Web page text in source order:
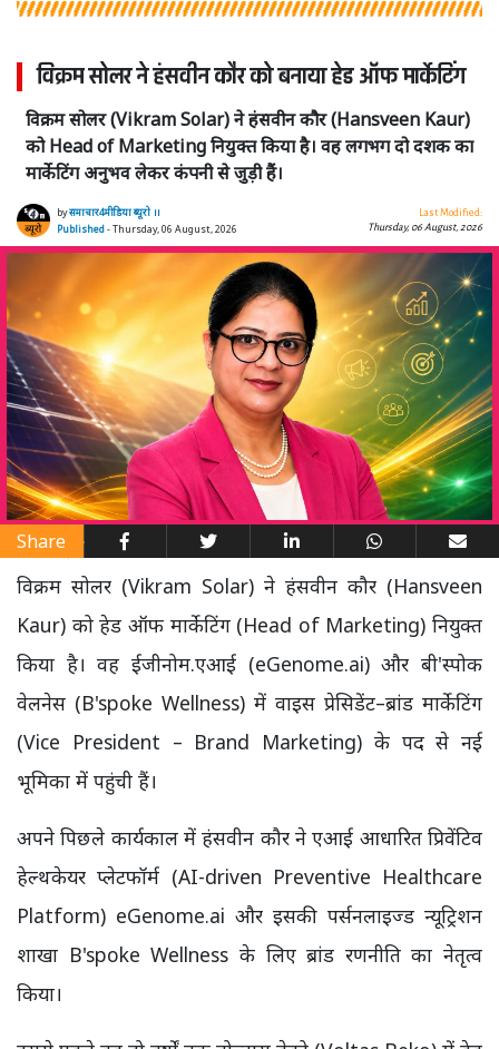
विक्रम सोलर ने हंसवीन कौर को बनाया हेड ऑफ मार्केटिंग
विक्रम सोलर (Vikram Solar) ने हंसवीन कौर (Hansveen Kaur)
को Head of Marketing नियुक्त किया है। वह लगभग दो दशक का
मार्केटिंग अनुभव लेकर कंपनी से जुड़ी हैं।
byसमाचार4मीडिया ब्यूरो ।।
Published- Thursday, 06 August, 2026
Last Modified:
Thursday, 06 August, 2026
Share
विक्रम सोलर (Vikram Solar) ने हंसवीन कौर (Hansveen
Kaur) को हेड ऑफ मार्केटिंग (Head of Marketing) नियुक्त
किया है। वह ईजीनोम.एआई (eGenome.ai) और बी'स्पोक
वेलनेस (B'spoke Wellness) में वाइस प्रेसिडेंट–ब्रांड मार्केटिंग
(Vice President – Brand Marketing) के पद से नई
भूमिका में पहुंची हैं।
अपने पिछले कार्यकाल में हंसवीन कौर ने एआई आधारित प्रिवेंटिव
हेल्थकेयर प्लेटफॉर्म (AI-driven Preventive Healthcare
Platform) eGenome.ai और इसकी पर्सनलाइज्ड न्यूट्रिशन
शाखा B'spoke Wellness के लिए ब्रांड रणनीति का नेतृत्व
किया।